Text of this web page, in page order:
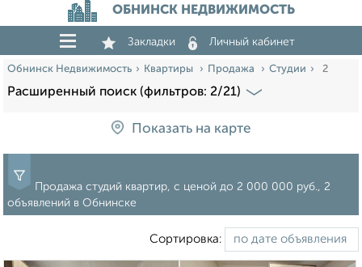
ОБНИНСК НЕДВИЖИМОСТЬ
Закладки Личный кабинет
Обнинск Недвижимость Квартиры Продажа Студии 2
Расширенный поиск (фильтров: 2/21)
Показать на карте
Продажа студий квартир, c ценой до 2 000 000 руб., 2
объявлений в Обнинске
Сортировка: